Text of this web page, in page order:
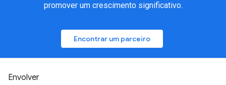
promover um crescimento significativo.
Encontrar um parceiro
Envolver